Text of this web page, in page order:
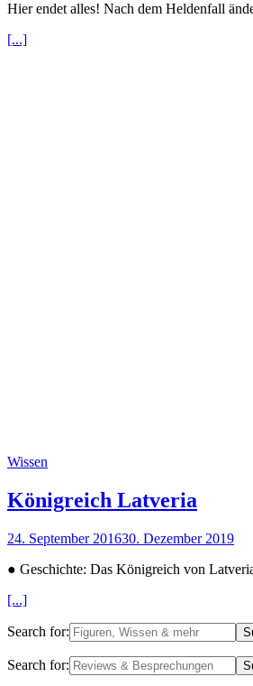
Hier endet alles! Nach dem Heldenfall
[...]
Wissen
Königreich Latveria
24. September 201630. Dezember 2019
● Geschichte: Das Königreich von
[...]
Search for:
Search for: